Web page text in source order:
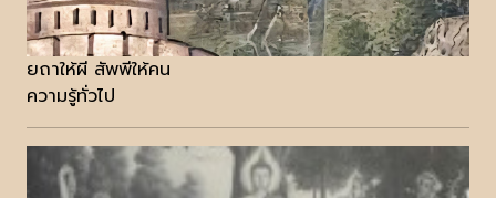
ยถาให้ผี สัพพีให้คน
ความรู้ทั่วไป